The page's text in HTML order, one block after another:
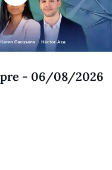
- 06/08/2026